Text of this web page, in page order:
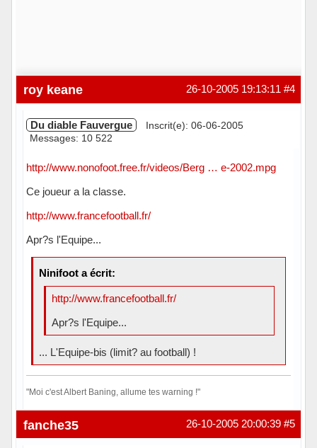
#4
26-10-2005 19:13:11
roy keane
Du diable Fauvergue
Inscrit(e): 06-06-2005
Messages: 10 522
http://www.nonofoot.free.fr/videos/Berg … e-2002.mpg
Ce joueur a la classe.
http://www.francefootball.fr/
Apr?s l'Equipe...
Ninifoot a écrit:
http://www.francefootball.fr/
Apr?s l'Equipe...
... L'Equipe-bis (limit? au football) !
"Moi c'est Albert Baning, allume tes warning !"
Hors ligne #5
26-10-2005 20:00:39
fanche35